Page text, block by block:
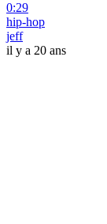
0:29
hip-hop
jeff
il y a 20 ans